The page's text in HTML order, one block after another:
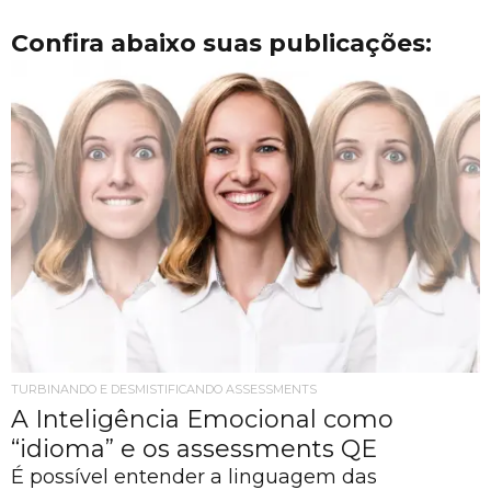
Confira abaixo suas publicações:
TURBINANDO E DESMISTIFICANDO ASSESSMENTS
A Inteligência Emocional como
“idioma” e os assessments QE
É possível entender a linguagem das